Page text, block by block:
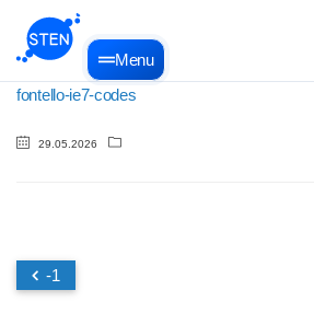
Menu
fontello-ie7-codes
29.05.2026
-1